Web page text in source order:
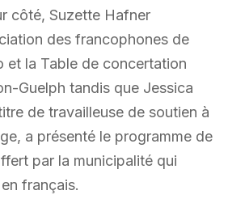
côté, Suzette Hafner
des francophones de
et la Table de concertation
Guelph tandis que Jessica
de travailleuse de soutien à
a présenté le programme de
par la municipalité qui
français.